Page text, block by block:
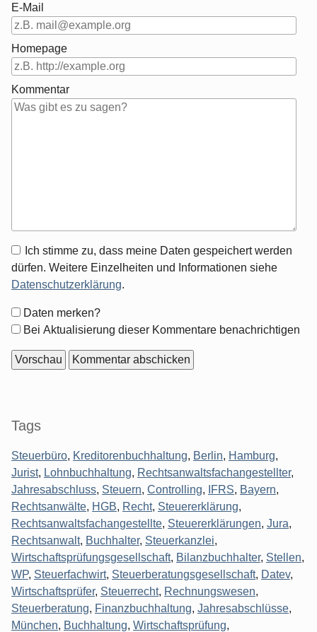
E-Mail
Homepage
Kommentar
Antwort
zu
Ich stimme zu, dass meine Daten gespeichert werden
dürfen. Weitere Einzelheiten und Informationen siehe
Datenschutzerklärung.
Formular-
Optionen
Daten merken?
Bei Aktualisierung dieser Kommentare benachrichtigen
Tags
Steuerbüro, Kreditorenbuchhaltung, Berlin, Hamburg,
Jurist, Lohnbuchhaltung, Rechtsanwaltsfachangestellter,
Jahresabschluss, Steuern, Controlling, IFRS, Bayern,
Rechtsanwälte, HGB, Recht, Steuererklärung,
Rechtsanwaltsfachangestellte, Steuererklärungen, Jura,
Rechtsanwalt, Buchhalter, Steuerkanzlei,
Wirtschaftsprüfungsgesellschaft, Bilanzbuchhalter, Stellen,
WP, Steuerfachwirt, Steuerberatungsgesellschaft, Datev,
Wirtschaftsprüfer, Steuerrecht, Rechnungswesen,
Steuerberatung, Finanzbuchhaltung, Jahresabschlüsse,
München, Buchhaltung, Wirtschaftsprüfung,